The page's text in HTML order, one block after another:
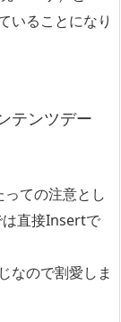
いることになり
テンツデー
ての注意とし
直接Insertで
なので割愛しま